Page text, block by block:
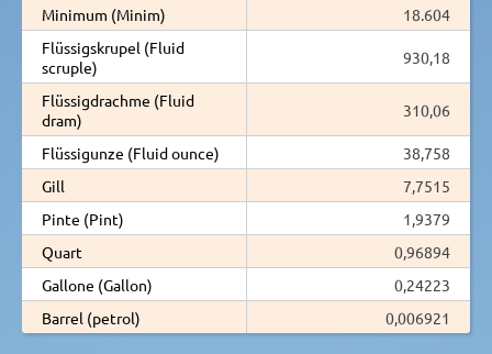
Minimum (Minim)
18.604
Flüssigskrupel (Fluid
scruple)
930,18
Flüssigdrachme (Fluid
dram)
310,06
Flüssigunze (Fluid ounce)
38,758
Gill
7,7515
Pinte (Pint)
1,9379
Quart
0,96894
Gallone (Gallon)
0,24223
Barrel (petrol)
0,006921